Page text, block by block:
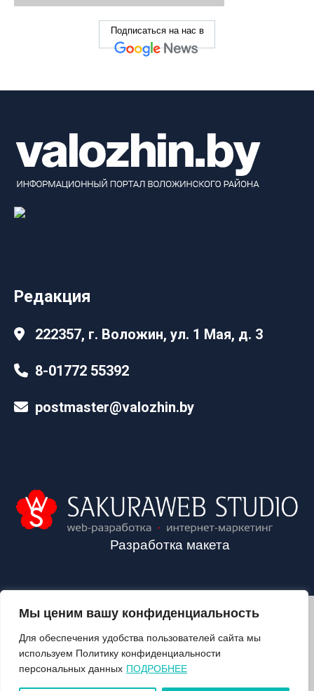
Мы ценим вашу конфиденциальность
Для обеспечения удобства пользователей сайта мы
используем Политику конфиденциальности
персональных данных ПОДРОБНЕЕ
Подписаться на нас в
Редакция
222357, г. Воложин, ул. 1 Мая, д. 3
8-01772 55392
postmaster@valozhin.by
Разработка макета
2024©VALOZHIN.BY - НОВОСТИ ВОЛОЖИНСКОГО РАЙОНА
О ГАЗЕТЕ